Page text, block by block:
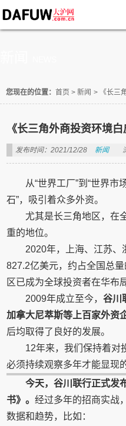
您现在的位置： 首页 > 新闻 > 《长三
《长三角外商投资环境白
发布时间：2021/12/28 新闻
从“世界工厂”到“世界市
石”，吸引着众多外资。
尤其是长三角地区，在
重的地位。
2020年，上海、江苏、
827.2亿美元，约占全国总
区已成为全球投资者在华布
2009年成立至今，谷川
加拿大尼萃斯等上百家外资
后均取得了良好的发展。
12年来，我们保持着对
必须持续观察多年才能显现
今天，谷川联行正式发
书》。经过多年的招商实战
数据和趋势，比如：